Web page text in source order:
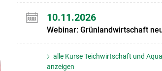
10.11.2026
Webinar: Grünlandwirtschaft
alle Kurse Teichwirtschaft und
anzeigen